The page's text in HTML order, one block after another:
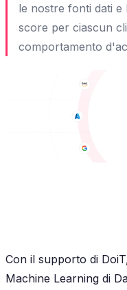
le nostre fonti dati
score per ciascun
comportamento
Con il supporto di
Machine Learning di